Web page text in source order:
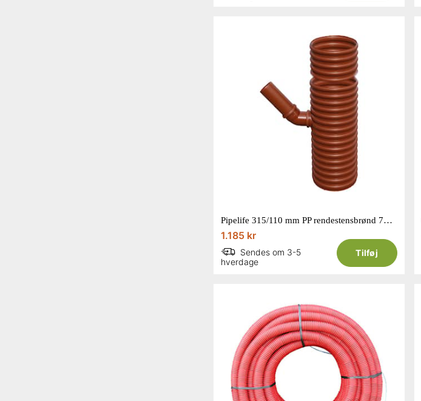
Pipelife 315/110 mm PP rendestensbrønd 70 liter
1.185 kr
Sendes om 3-5
hverdage
Tilføj